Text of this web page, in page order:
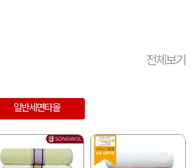
전체보기
일반세면타올